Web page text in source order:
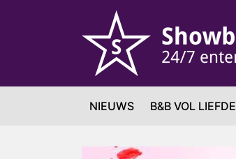
NIEUWS B&B VOL LIEFDE